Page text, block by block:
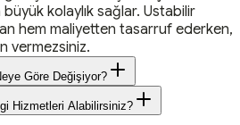
kolaylık sağlar. Ustabilir
hem maliyetten tasarruf ederken,
vermezsiniz.
Göre Değişiyor?
Hizmetleri Alabilirsiniz?